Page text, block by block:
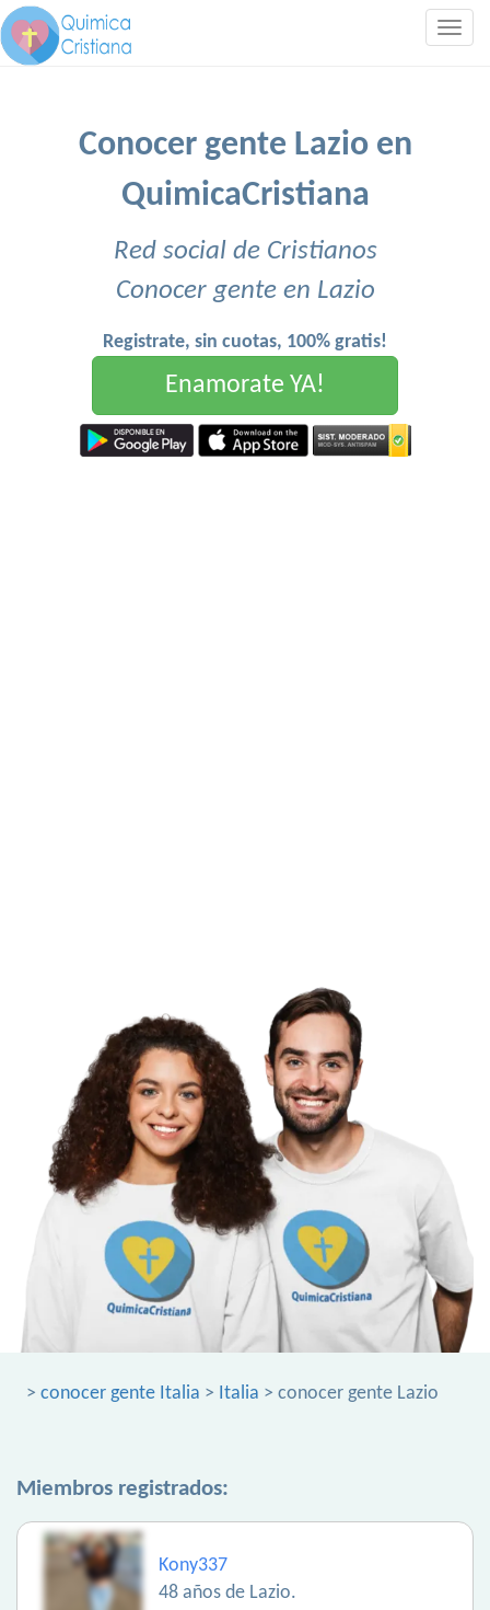
Conocer gente Lazio en
QuimicaCristiana
Red social de Cristianos
Conocer gente en Lazio
Registrate, sin cuotas, 100% gratis!
Enamorate YA!
> conocer gente Italia > Italia > conocer gente Lazio
Miembros registrados:
Kony337
48 años de Lazio.